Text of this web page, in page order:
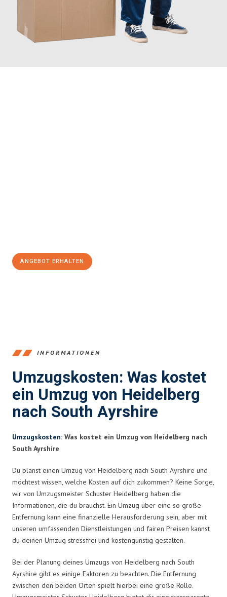
ANGEBOT ERHALTEN
INFORMATIONEN
Umzugskosten: Was kostet
ein Umzug von Heidelberg
nach South Ayrshire
Umzugskosten: Was kostet ein Umzug von Heidelberg nach
South Ayrshire
Du planst einen Umzug von Heidelberg nach South Ayrshire und
möchtest wissen, welche Kosten auf dich zukommen? Keine Sorge,
wir von Umzugsmeister Schuster Heidelberg haben die
Informationen, die du brauchst. Ein Umzug über eine so große
Entfernung kann eine finanzielle Herausforderung sein, aber mit
unseren umfassenden Dienstleistungen und fairen Preisen kannst
du deinen Umzug stressfrei und kostengünstig gestalten.
Bei der Planung deines Umzugs von Heidelberg nach South
Ayrshire gibt es einige Faktoren zu beachten. Die Entfernung
zwischen den beiden Orten spielt hierbei eine große Rolle.